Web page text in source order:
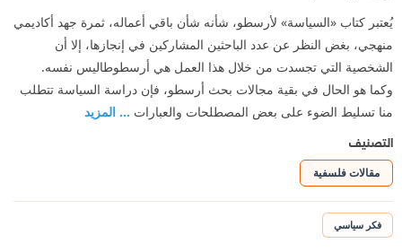
يُعتبر كتاب «السياسة» لأرسطو، شأنه شأن باقي أعماله، ثمرة جهد أكاديمي
منهجي، بغض النظر عن عدد الباحثين المشاركين في إنجازها، إلا أن
الشخصية التي تجسدت من خلال هذا العمل هي أرسطوطاليس نفسه.
وكما هو الحال في بقية مجالات بحث أرسطو، فإن دراسة السياسة تتطلب
منا تسليط الضوء على بعض المصطلحات والعبارات ... المزيد
التصنيف
مقالات فلسفية
فكر سياسي